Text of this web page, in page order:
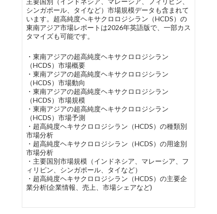
シンガポール、タイなど）市場規模データも含まれて
います。超高純度ヘキサクロロジシラン（HCDS）の
東南アジア市場レポートは2026年英語版で、一部カス
タマイズも可能です。
・東南アジアの超高純度ヘキサクロロジシラン
（HCDS）市場概要
・東南アジアの超高純度ヘキサクロロジシラン
（HCDS）市場動向
・東南アジアの超高純度ヘキサクロロジシラン
（HCDS）市場規模
・東南アジアの超高純度ヘキサクロロジシラン
（HCDS）市場予測
・超高純度ヘキサクロロジシラン（HCDS）の種類別
市場分析
・超高純度ヘキサクロロジシラン（HCDS）の用途別
市場分析
・主要国別市場規模（インドネシア、マレーシア、フ
ィリピン、シンガポール、タイなど）
・超高純度ヘキサクロロジシラン（HCDS）の主要企
業分析(企業情報、売上、市場シェアなど)